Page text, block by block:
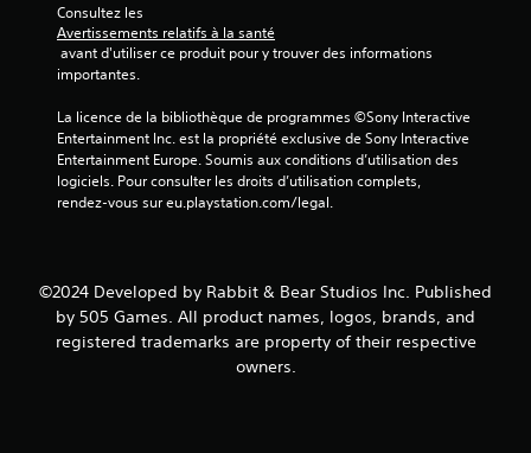
3
a
)
Consultez les
Avertissements relatifs à la santé
importantes.
La licence de la bibliothèque de programmes ©Sony Interactive
Entertainment Inc. est la propriété exclusive de Sony Interactive
Entertainment Europe. Soumis aux conditions d’utilisation des
logiciels. Pour consulter les droits d’utilisation complets,
rendez-vous sur eu.playstation.com/legal.
©2024 Developed by Rabbit & Bear Studios Inc. Published
by 505 Games. All product names, logos, brands, and
registered trademarks are property of their respective
owners.